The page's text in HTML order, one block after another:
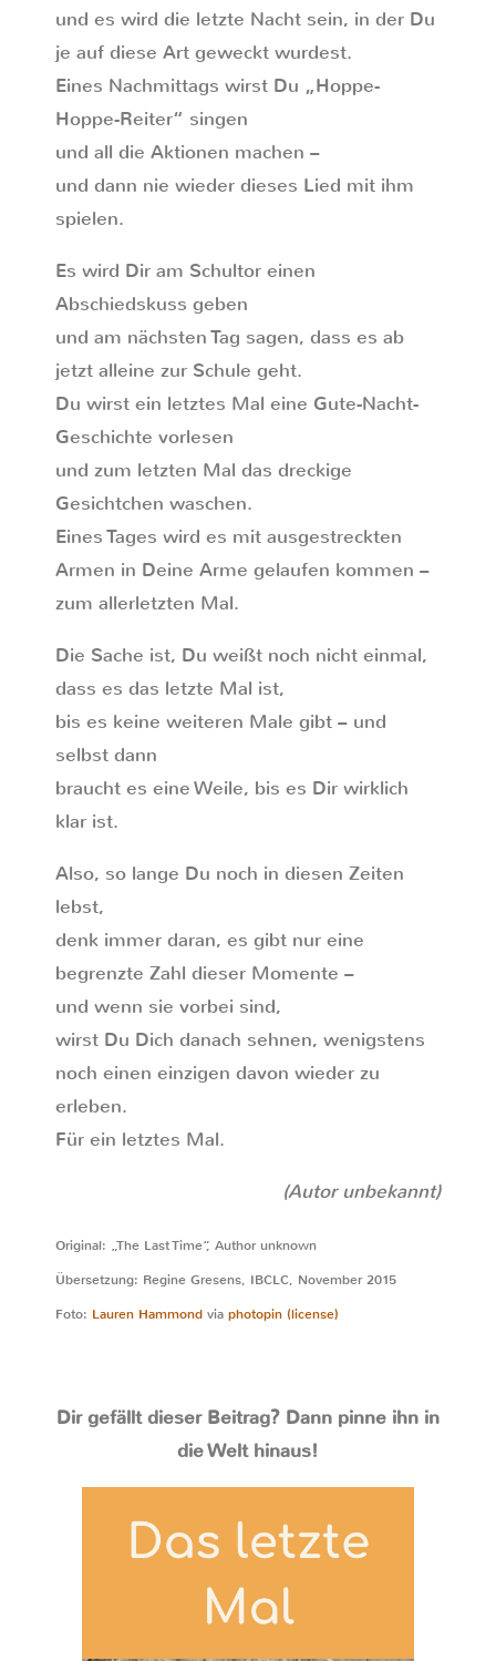
und es wird die letzte Nacht sein, in der Du
je auf diese Art geweckt wurdest.
Eines Nachmittags wirst Du „Hoppe-
Hoppe-Reiter“ singen
und all die Aktionen machen –
und dann nie wieder dieses Lied mit ihm
spielen.
Es wird Dir am Schultor einen
Abschiedskuss geben
und am nächsten Tag sagen, dass es ab
jetzt alleine zur Schule geht.
Du wirst ein letztes Mal eine Gute-Nacht-
Geschichte vorlesen
und zum letzten Mal das dreckige
Gesichtchen waschen.
Eines Tages wird es mit ausgestreckten
Armen in Deine Arme gelaufen kommen –
zum allerletzten Mal.
Die Sache ist, Du weißt noch nicht einmal,
dass es das letzte Mal ist,
bis es keine weiteren Male gibt – und
selbst dann
braucht es eine Weile, bis es Dir wirklich
klar ist.
Also, so lange Du noch in diesen Zeiten
lebst,
denk immer daran, es gibt nur eine
begrenzte Zahl dieser Momente –
und wenn sie vorbei sind,
wirst Du Dich danach sehnen, wenigstens
noch einen einzigen davon wieder zu
erleben.
Für ein letztes Mal.
(Autor unbekannt)
Original: „The Last Time“, Author unknown
Übersetzung: Regine Gresens, IBCLC, November 2015
Foto: Lauren Hammond via photopin (license)
Dir gefällt dieser Beitrag? Dann pinne ihn in
die Welt hinaus!